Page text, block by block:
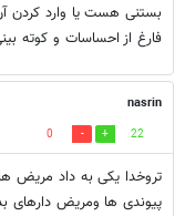
بستنی هست یا وارد کردن
فارغ از احساسات و کوته
nasrin
22
0
تروخدا یکی به داد مریض
پیوندی ها ومریض دارهای